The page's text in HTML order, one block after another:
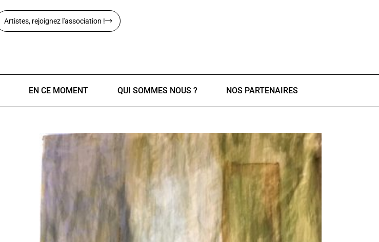
Artistes, rejoignez l'association !
EN CE MOMENT QUI SOMMES NOUS ? NOS PARTENAIRES